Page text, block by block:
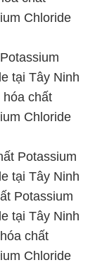
chất
Chloride
Potassium
tại Tây Ninh
Potassium
tại Tây Ninh
chất
Chloride
hóa chất
Chloride